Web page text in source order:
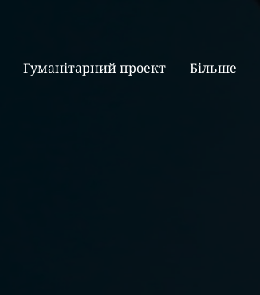
Гуманітарний проект Більше